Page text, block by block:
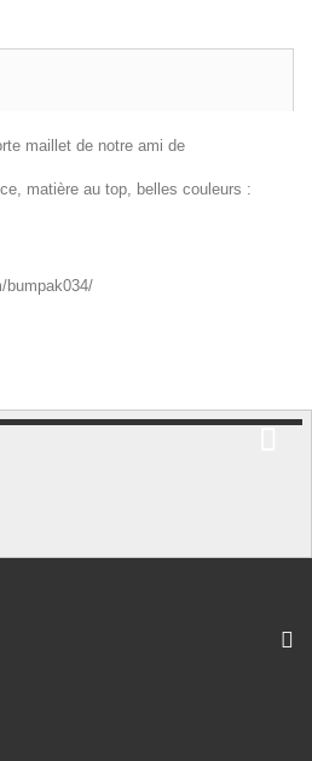
maillet de notre ami de
matière au top, belles couleurs :
bumpak034/